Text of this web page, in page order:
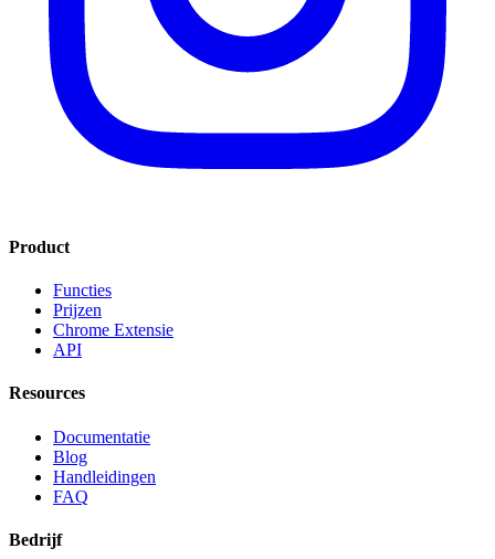
Product
Functies
Prijzen
Chrome Extensie
API
Resources
Documentatie
Blog
Handleidingen
FAQ
Bedrijf